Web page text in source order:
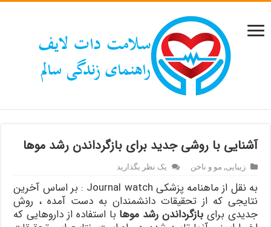
آشنایی با روشی جدید برای بازگرداندن رشد موها
زیبایی, مو و ناخن یک نظر بگذارید
به نقل از ماهنامه پزشکی Journal watch : بر اساس آخرین
نتایجی که از تحقیقات دانشمندان به دست آمده ، روش
جدیدی برای بازگرداندن رشد موها با استفاده از داروهایی که